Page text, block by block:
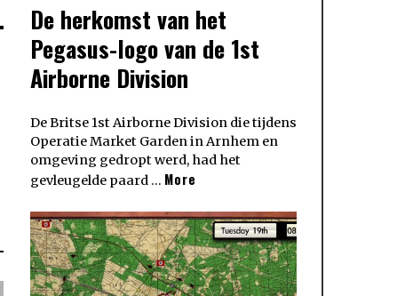
De herkomst van het
Pegasus-logo van de 1st
Airborne Division
De Britse 1st Airborne Division die tijdens
Operatie Market Garden in Arnhem en
omgeving gedropt werd, had het
gevleugelde paard … More